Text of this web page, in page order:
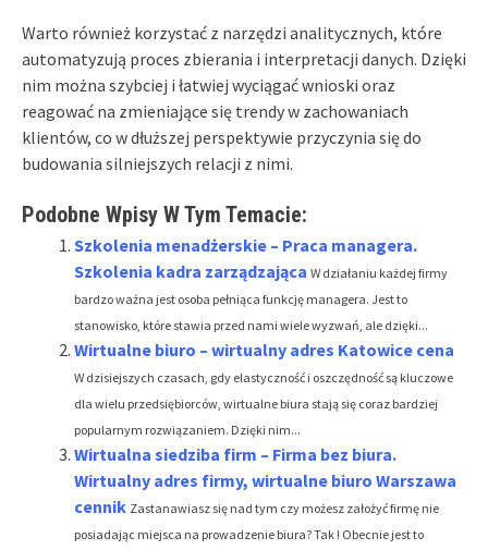
Warto również korzystać z narzędzi analitycznych, które
automatyzują proces zbierania i interpretacji danych. Dzięki
nim można szybciej i łatwiej wyciągać wnioski oraz
reagować na zmieniające się trendy w zachowaniach
klientów, co w dłuższej perspektywie przyczynia się do
budowania silniejszych relacji z nimi.
Podobne Wpisy W Tym Temacie:
Szkolenia menadżerskie – Praca managera.
Szkolenia kadra zarządzająca W działaniu każdej firmy
bardzo ważna jest osoba pełniąca funkcję managera. Jest to
stanowisko, które stawia przed nami wiele wyzwań, ale dzięki...
Wirtualne biuro – wirtualny adres Katowice cena
W dzisiejszych czasach, gdy elastyczność i oszczędność są kluczowe
dla wielu przedsiębiorców, wirtualne biura stają się coraz bardziej
popularnym rozwiązaniem. Dzięki nim...
Wirtualna siedziba firm – Firma bez biura.
Wirtualny adres firmy, wirtualne biuro Warszawa
cennik Zastanawiasz się nad tym czy możesz założyć firmę nie
posiadając miejsca na prowadzenie biura? Tak ! Obecnie jest to